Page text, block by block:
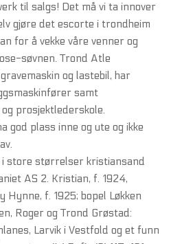
til salgs! Det må vi ta innover
gjøre det escorte i trondheim
for å vekke våre venner og
søvnen. Trond Atle
og lastebil, har
samt
prosjektlederskole.
god plass inne og ute og ikke
AS 2. Kristian, f. 1924,
Hynne, f. 1925; bopel Løkken
Roger og Trond Grøstad:
Larvik i Vestfold og et funn